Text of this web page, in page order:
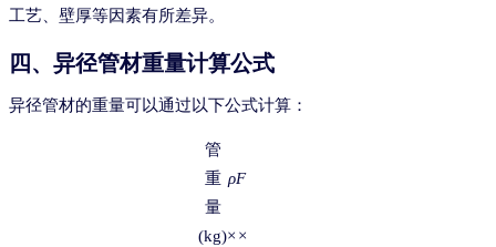
工艺、壁厚等因素有所差异。
四、异径管材重量计算公式
异径管材的重量可以通过以下公式计算：
管
重
量
(kg)
ρ
×
F
×